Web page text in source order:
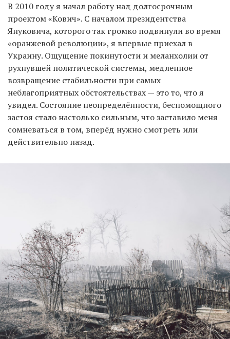
В 2010 году я начал работу над долгосрочным
проектом «Кович». С началом президентства
Януковича, которого так громко подвинули во время
«оранжевой революции», я впервые приехал в
Украину. Ощущение покинутости и меланхолии от
рухнувшей политической системы, медленное
возвращение стабильности при самых
неблагоприятных обстоятельствах — это то, что я
увидел. Состояние неопределённости, беспомощного
застоя стало настолько сильным, что заставило меня
сомневаться в том, вперёд нужно смотреть или
действительно назад.